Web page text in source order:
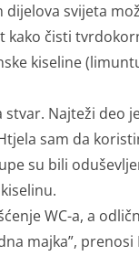
svijeta
čisti
kiseline
Najteži deo
sam da
su bili
WC-a, a
majka”, prenosi